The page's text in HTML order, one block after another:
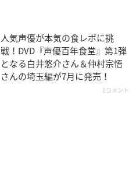
人気声優が本気の食レポに挑
戦！DVD『声優百年食堂』第1弾
となる白井悠介さん＆仲村宗悟
さんの埼玉編が7月に発売！
1コメント